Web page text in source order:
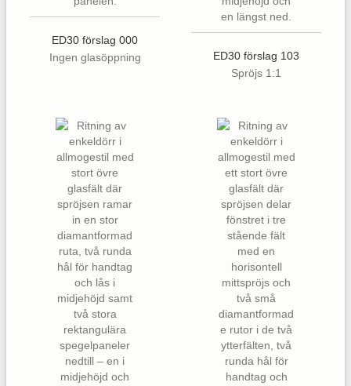
ED30 förslag 000
Ingen glasöppning
ED30 förslag 103
Spröjs 1:1